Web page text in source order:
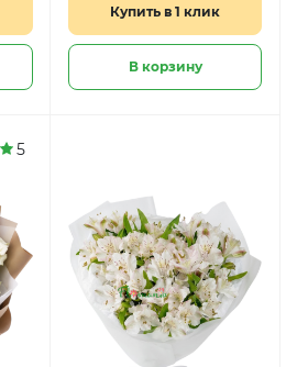
Купить в 1 клик
В корзину
5